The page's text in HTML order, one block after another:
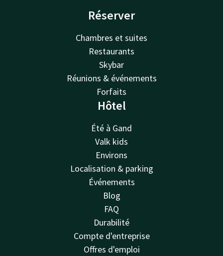
Réserver
Chambres et suites
Restaurants
Skybar
Réunions & événements
Forfaits
Hôtel
Été à Gand
Valk kids
Environs
Localisation & parking
Événements
Blog
FAQ
Durabilité
Compte d'entreprise
Offres d'emploi